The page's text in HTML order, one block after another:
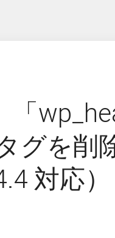
「
グを削
対応）